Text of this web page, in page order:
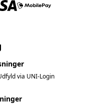
via UNI-Login